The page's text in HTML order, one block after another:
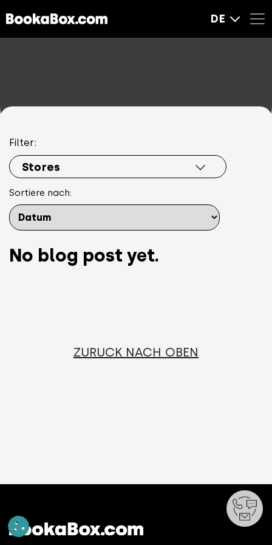
DE
Filter:
Stores
Sortiere nach:
No blog post yet.
ZURÜCK NACH OBEN